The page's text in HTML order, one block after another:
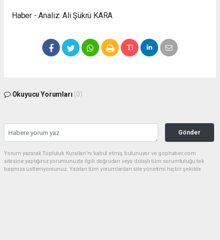
Haber - Analiz: Ali Şükrü KARA
Okuyucu Yorumları (0)
Gönder
Yorum yazarak Topluluk Kuralları’nı kabul etmiş bulunuyor ve gophaber.com
sitesine yaptığınız yorumunuzla ilgili doğrudan veya dolaylı tüm sorumluluğu tek
başınıza üstleniyorsunuz. Yazılan tüm yorumlardan site yönetimi hiçbir şekilde